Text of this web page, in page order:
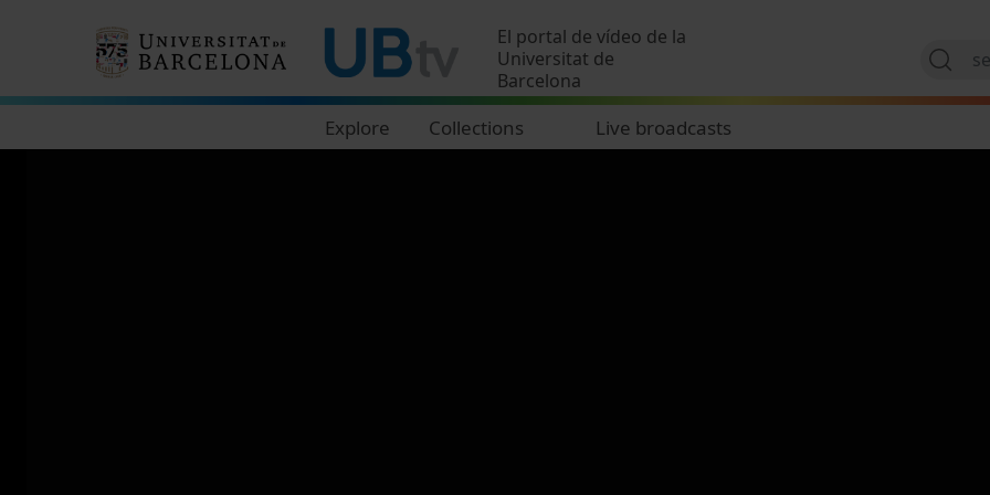
El portal de vídeo de la
Universitat de
Barcelona
Explore Collections Live broadcasts